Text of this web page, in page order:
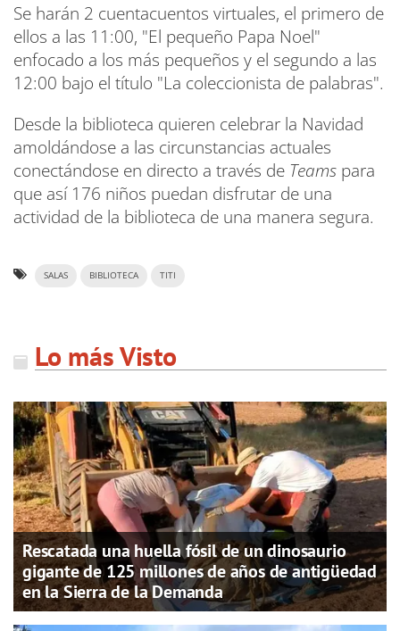
Se harán 2 cuentacuentos virtuales, el primero de
ellos a las 11:00, "El pequeño Papa Noel"
enfocado a los más pequeños y el segundo a las
12:00 bajo el título "La coleccionista de palabras".
Desde la biblioteca quieren celebrar la Navidad
amoldándose a las circunstancias actuales
conectándose en directo a través de Teams para
que así 176 niños puedan disfrutar de una
actividad de la biblioteca de una manera segura.
SALAS BIBLIOTECA TITI
Lo más Visto
Rescatada una huella fósil de un dinosaurio
gigante de 125 millones de años de antigüedad
en la Sierra de la Demanda